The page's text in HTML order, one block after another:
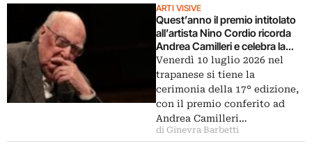
ARTI VISIVE
Quest’anno il premio intitolato
all’artista Nino Cordio ricorda
Andrea Camilleri e celebra la
Sicilia
Venerdì 10 luglio 2026 nel
trapanese si tiene la
cerimonia della 17° edizione,
con il premio conferito ad
Andrea Camilleri…
di Ginevra Barbetti